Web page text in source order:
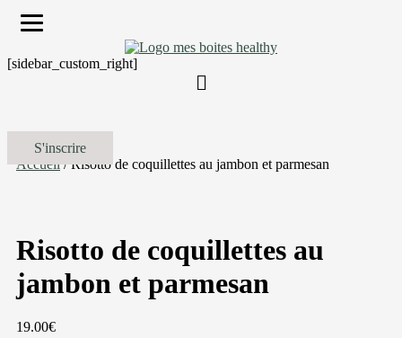
[sidebar_custom_right]
S'inscrire
Accueil/ Risotto de coquillettes au jambon et parmesan
Risotto de coquillettes au
jambon et parmesan
19.00€